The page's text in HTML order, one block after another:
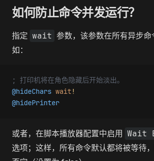
如何防止命令并发运行？
指定 wait 参数，该参数在所有异步命
如：
; 打印机将在角色隐藏后开始淡出。
@hideChars wait!
@hidePrinter
或者，在脚本播放器配置中启用 Wait
选项；这样，所有命令默认都将被等待